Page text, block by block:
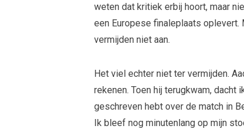
weten dat kritiek erbij hoort, maar
een Europese finaleplaats
vermijden niet aan.
Het viel echter niet ter vermijden.
rekenen. Toen hij terugkwam, dacht
geschreven hebt over de match in
Ik bleef nog minutenlang op mijn